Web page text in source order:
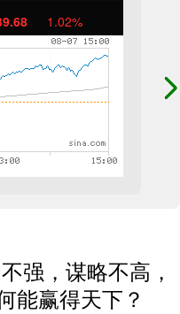
1.02%
强，谋略不高，
能赢得天下？